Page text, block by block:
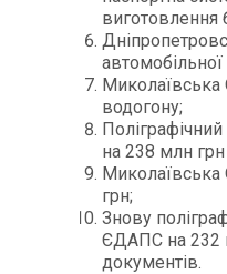
виготовлення
Миколаївська
водогону;
на 238 млн грн
грн;
Знову
ЄДАПС на 232
документів.